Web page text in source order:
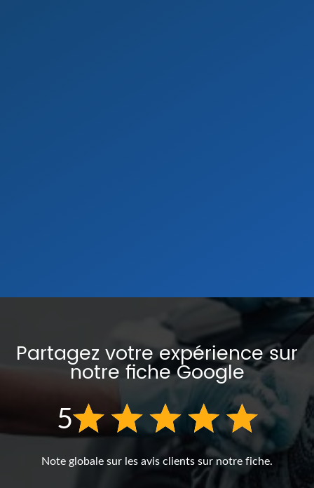
Partagez votre expérience sur
notre fiche Google
5
Note globale sur les avis clients sur notre fiche.